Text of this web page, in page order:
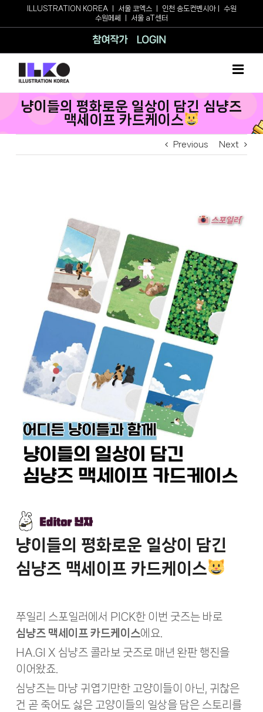
ILLUSTRATION KOREAㅣ 서울 코엑스 인천 송도컨벤시아ㅣ 수원
수원메쎄
서울 aT센터
참여작가
냥이들의 평화로운 일상이 담긴 심냥즈
맥세이프 카드케이스
Previous Next
냥이들의 평화로운 일상이 담긴
심냥즈 맥세이프 카드케이스
쭈일리 스포일러에서 PICK한 이번 굿즈는 바로
심냥즈 맥세이프 카드케이스에요.
HA.GI X 심냥즈 콜라보 굿즈로 매년 완판 행진을
이어왔죠.
심냥즈는 마냥 귀엽기만한 고양이들이 아닌, 귀찮은
건 곧 죽어도 싫은 고양이들의 일상을 담은 스토리를